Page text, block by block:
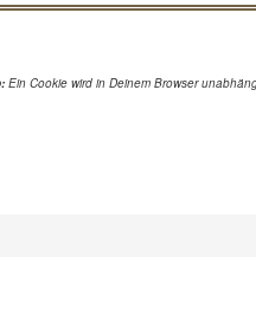
Ein Cookie wird in Deinem Browser